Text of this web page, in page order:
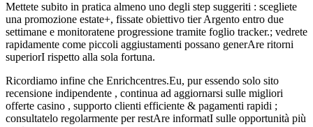
Mettete subito in pratica almeno uno degli step suggeriti : scegliete
una promozione estate+, fissate obiettivo tier Argento entro due
settimane e monitoratene progressione tramite foglio tracker.; vedrete
rapidamente come piccoli aggiustamenti possano gener­​​​​​​​Are ritorni
superiorI rispetto alla sola fortuna.​
Ricordiamo infine che Enrichcentres.Eu, pur essendo solo sito
recensione indipendente , continua ad aggiornarsi sulle migliori
offerte casino , supporto clienti efficiente & pagamenti rapidi ;
consultatelo regolarmente per restAre informatI sulle opportunità più